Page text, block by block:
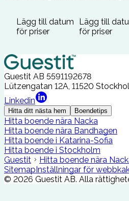
Lägg till datum
för priser
Lägg till
för priser
Guestit AB 5591192678
Lützengatan 12A, 11520
Linkedin
Hitta ditt nästa hem Boendetips
Hitta boende nära Nacka
Hitta boende nära Bandhagen
Hitta boende i Katarina-Sofia
Hitta boende i Stockholm
Guestit
Hitta boende nära
SitemapInställningar för
© 2026 Guestit AB. Alla